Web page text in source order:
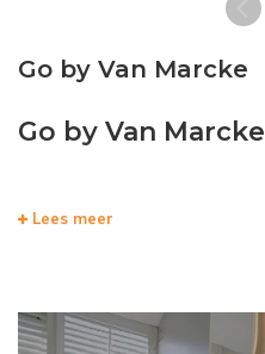
Go by Van Marcke
Go by Van Marcke
Lees meer